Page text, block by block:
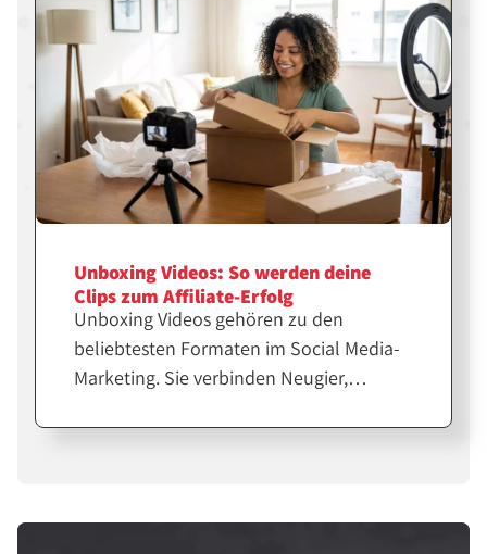
einsetzt.
Unboxing Videos: So werden deine
Clips zum Affiliate-Erfolg
Unboxing Videos gehören zu den
beliebtesten Formaten im Social Media-
Marketing. Sie verbinden Neugier,
Für Affiliates und Creator sind sie eine